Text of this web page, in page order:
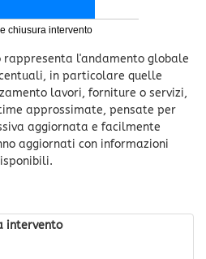
chiusura intervento
rappresenta l'andamento globale
in particolare quelle
lavori, forniture o servizi,
approssimate, pensate per
aggiornata e facilmente
aggiornati con informazioni
intervento